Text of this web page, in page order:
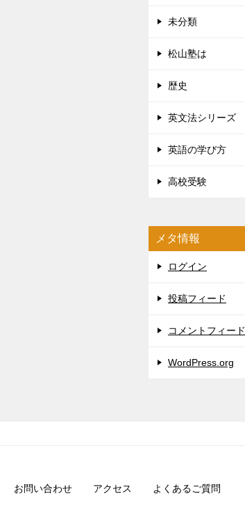
未分類
松山塾は
歴史
英文法シリーズ
英語の学び方
高校受験
メタ情報
ログイン
投稿フィード
コメントフィード
WordPress.org
お問い合わせ アクセス よくあるご質問